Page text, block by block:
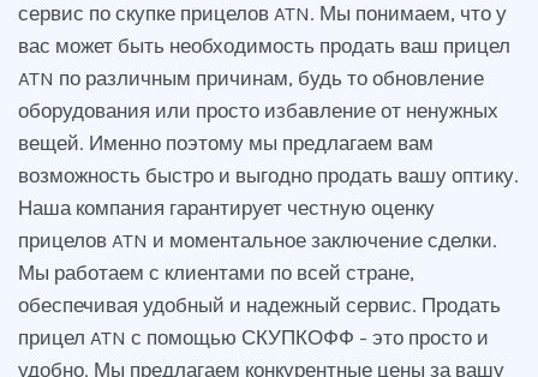
сервис по скупке прицелов ATN. Мы понимаем, что у
вас может быть необходимость продать ваш прицел
ATN по различным причинам, будь то обновление
оборудования или просто избавление от ненужных
вещей. Именно поэтому мы предлагаем вам
возможность быстро и выгодно продать вашу оптику.
Наша компания гарантирует честную оценку
прицелов ATN и моментальное заключение сделки.
Мы работаем с клиентами по всей стране,
обеспечивая удобный и надежный сервис. Продать
прицел ATN с помощью СКУПКОФФ - это просто и
удобно. Мы предлагаем конкурентные цены за вашу